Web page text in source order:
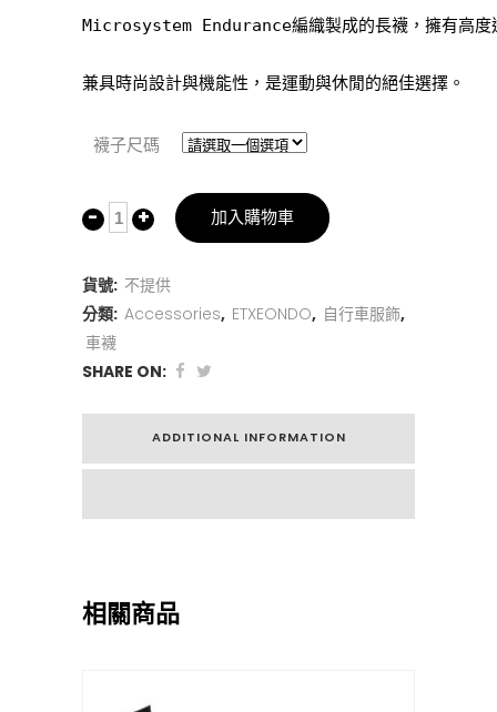
Microsystem Endurance編織製成的長襪，擁有高度
兼具時尚設計與機能性，是運動與休閒的絕佳選擇。
襪子尺碼
加入購物車
貨號: 不提供
分類: Accessories, ETXEONDO, 自行車服飾,
車襪
SHARE ON:
ADDITIONAL INFORMATION
相關商品